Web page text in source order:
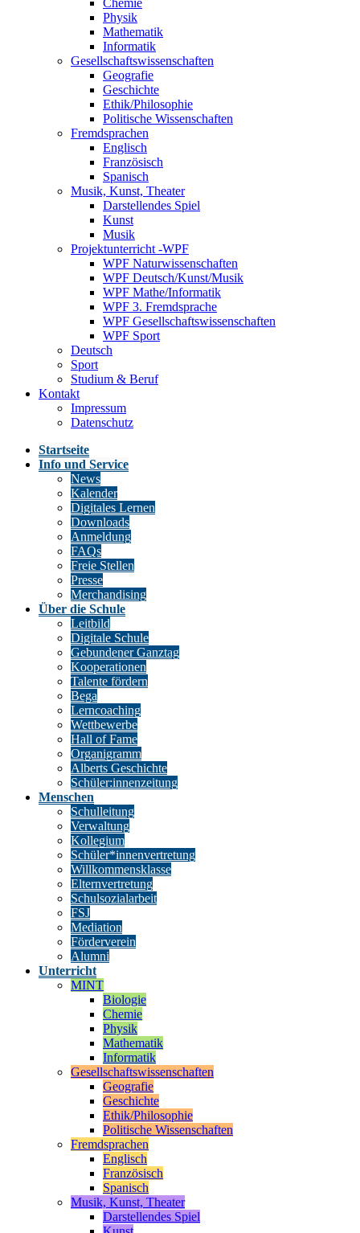
Chemie
Physik
Mathematik
Informatik
Gesellschaftswissenschaften
Geografie
Geschichte
Ethik/Philosophie
Politische Wissenschaften
Fremdsprachen
Englisch
Französisch
Spanisch
Musik, Kunst, Theater
Darstellendes Spiel
Kunst
Musik
Projektunterricht -WPF
WPF Naturwissenschaften
WPF Deutsch/Kunst/Musik
WPF Mathe/Informatik
WPF 3. Fremdsprache
WPF Gesellschaftswissenschaften
WPF Sport
Deutsch
Sport
Studium & Beruf
Kontakt
Impressum
Datenschutz
Startseite
Info und Service
News
Kalender
Digitales Lernen
Downloads
Anmeldung
FAQs
Freie Stellen
Presse
Merchandising
Über die Schule
Leitbild
Digitale Schule
Gebundener Ganztag
Kooperationen
Talente fördern
Bega
Lerncoaching
Wettbewerbe
Hall of Fame
Organigramm
Alberts Geschichte
Schüler:innenzeitung
Menschen
Schulleitung
Verwaltung
Kollegium
Schüler*innenvertretung
Willkommensklasse
Elternvertretung
Schulsozialarbeit
FSJ
Mediation
Förderverein
Alumni
Unterricht
MINT
Biologie
Chemie
Physik
Mathematik
Informatik
Gesellschaftswissenschaften
Geografie
Geschichte
Ethik/Philosophie
Politische Wissenschaften
Fremdsprachen
Englisch
Französisch
Spanisch
Musik, Kunst, Theater
Darstellendes Spiel